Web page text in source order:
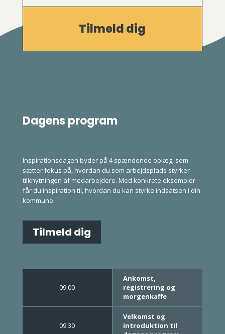
Tilmeld dig
Dagens program
Inspirationsdagen byder på 4 spændende oplæg, som
sætter fokus på, hvordan du som arbejdsplads styrker
tilknytningen af medarbejdere. Med konkrete eksempler
får du inspiration til, hvordan du kan styrke indsatsen i din
kommune.
Tilmeld dig
09.00
09.30
Ankomst,
registrering og
morgenkaffe
Velkomst og
introduktion til